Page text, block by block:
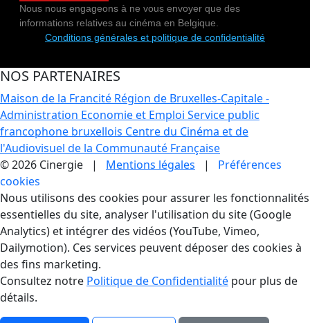
Nous nous engageons à ne vous envoyer que des
informations relatives au cinéma en Belgique.
Conditions générales et politique de confidentialité
NOS PARTENAIRES
Maison de la Francité Région de Bruxelles-Capitale -
Administration Economie et Emploi Service public
francophone bruxellois Centre du Cinéma et de
l'Audiovisuel de la Communauté Française
© 2026 Cinergie | Mentions légales | Préférences
cookies
Gestion des Cookies
Nous utilisons des cookies pour assurer les fonctionnalités
essentielles du site, analyser l'utilisation du site (Google
Analytics) et intégrer des vidéos (YouTube, Vimeo,
Dailymotion). Ces services peuvent déposer des cookies à
des fins marketing.
Consultez notre Politique de Confidentialité pour plus de
détails.